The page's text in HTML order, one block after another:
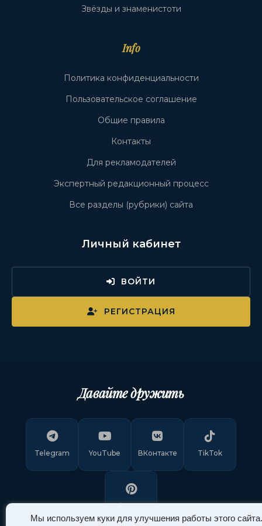
Мы используем куки для улучшения работы этого сайта.
Звёзды и знаменистоти
Info
Политика конфиденциальности
Пользовательское соглашение
Общие правила
Контакты
Для рекламодателей
Экспертный редакционный процесс
Все разделы (рубрики) сайта
Личный кабинет
ВОЙТИ
РЕГИСТРАЦИЯ
Давайте дружить
Telegram YouTube ВКонтакте TikTok
Pinterest